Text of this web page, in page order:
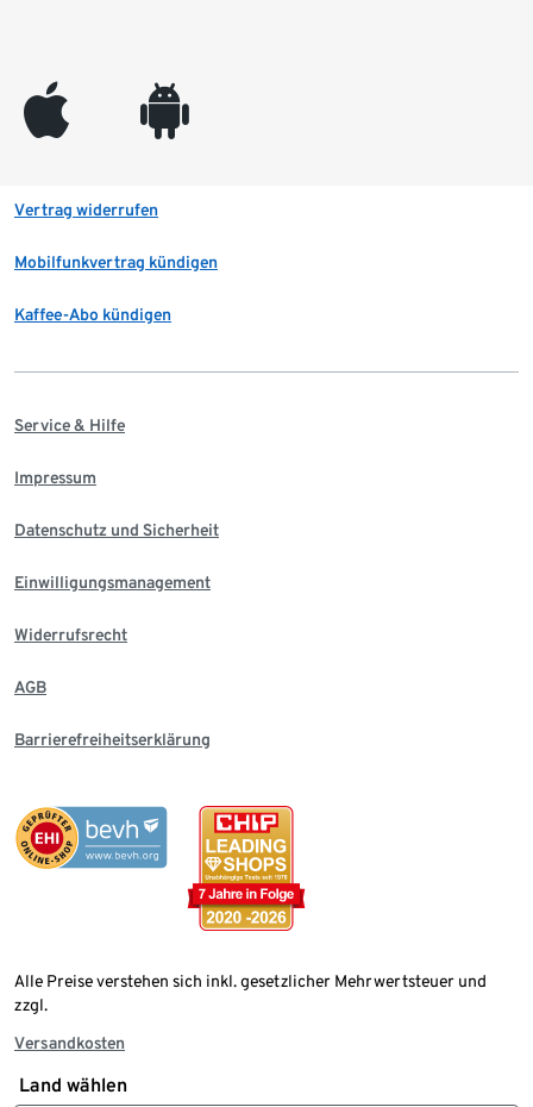
appleinc android
Vertrag widerrufen
Mobilfunkvertrag kündigen
Kaffee-Abo kündigen
Service & Hilfe
Impressum
Datenschutz und Sicherheit
Einwilligungsmanagement
Widerrufsrecht
AGB
Barrierefreiheitserklärung
Alle Preise verstehen sich inkl. gesetzlicher Mehrwertsteuer und
zzgl.
Versandkosten
Land wählen